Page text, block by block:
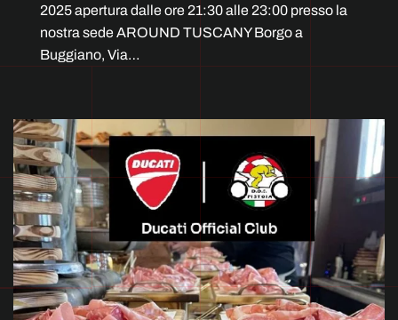
2025 apertura dalle ore 21:30 alle 23:00 presso la
nostra sede AROUND TUSCANY Borgo a
Buggiano, Via…